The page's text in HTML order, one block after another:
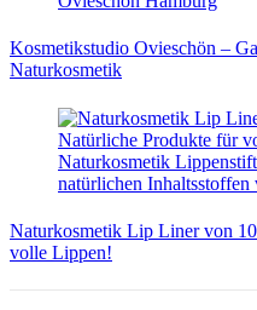
Kosmetikstudio Ovieschön –
Naturkosmetik
Naturkosmetik Lip Liner von
volle Lippen!